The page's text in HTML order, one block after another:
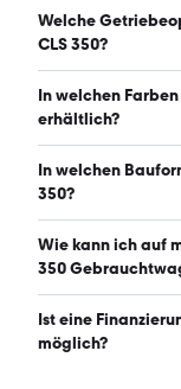
(Stand: 8.8.2026)
Der Mercedes-
252 und 306 PS.
Welche
CLS 350?
Der Mercedes-
manuellem
In welchen
erhältlich?
Den Mercedes-
schwarz, silber,
8.8.2026)
In welchen
350?
Den Mercedes-
Bauformen:
Wie kann ich auf
350
Alle
Ankaufstationen
Ist eine
möglich?